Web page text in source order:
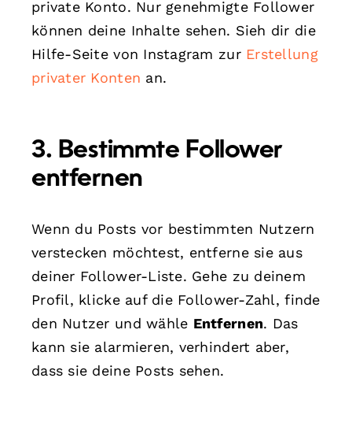
private Konto. Nur genehmigte Follower
können deine Inhalte sehen. Sieh dir die
Hilfe-Seite von Instagram zur Erstellung
privater Konten an.
3. Bestimmte Follower
entfernen
Wenn du Posts vor bestimmten Nutzern
verstecken möchtest, entferne sie aus
deiner Follower-Liste. Gehe zu deinem
Profil, klicke auf die Follower-Zahl, finde
den Nutzer und wähle Entfernen. Das
kann sie alarmieren, verhindert aber,
dass sie deine Posts sehen.